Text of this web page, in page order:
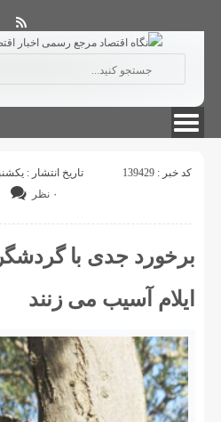
آگهی
کد خبر : 139429
تاریخ انتشار : یکشنبه 3 فروردین 1404
۰ نظر
برخورد جدی با
ایلام آسیب می زنند